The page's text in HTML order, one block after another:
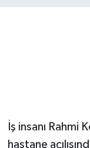
​İş insanı Rahmi
hastane